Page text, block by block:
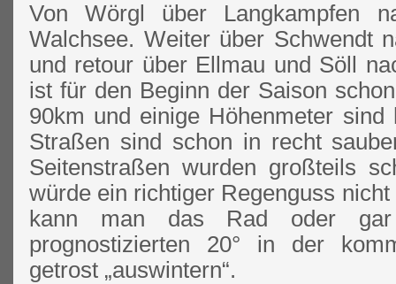
Von Wörgl über Langkampfen
Walchsee. Weiter über Schwendt
und retour über Ellmau und Söll
ist für den Beginn der Saison
90km und einige Höhenmeter
Straßen sind schon in recht
Seitenstraßen wurden großteils
würde ein richtiger Regenguss
kann man das Rad oder
prognostizierten 20° in der
getrost „auswintern“.